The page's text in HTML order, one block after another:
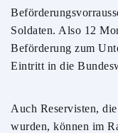
Soldaten. Also 12
Beförderung zum
Eintritt in die
Auch Reservisten,
wurden, können im